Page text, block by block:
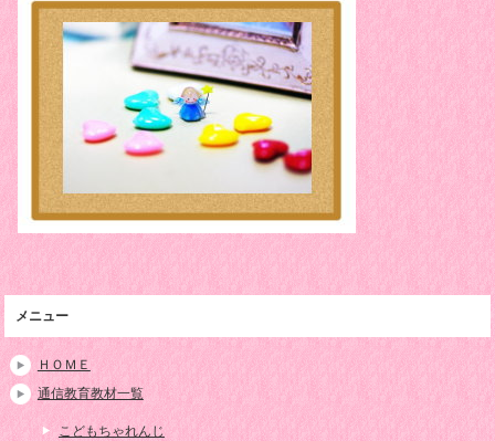
メニュー
ＨＯＭＥ
通信教育教材一覧
こどもちゃれんじ